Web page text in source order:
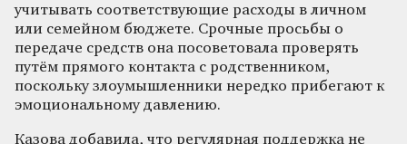
учитывать соответствующие расходы в личном
или семейном бюджете. Срочные просьбы о
передаче средств она посоветовала проверять
путём прямого контакта с родственником,
поскольку злоумышленники нередко прибегают к
эмоциональному давлению.
Казова добавила, что регулярная поддержка не